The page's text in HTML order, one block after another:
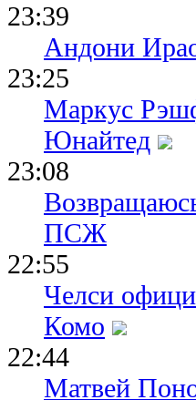
23:39
Андони
23:25
Маркус
Юнайтед
23:08
ПСЖ
22:55
Челси
Комо
22:44
Матвей